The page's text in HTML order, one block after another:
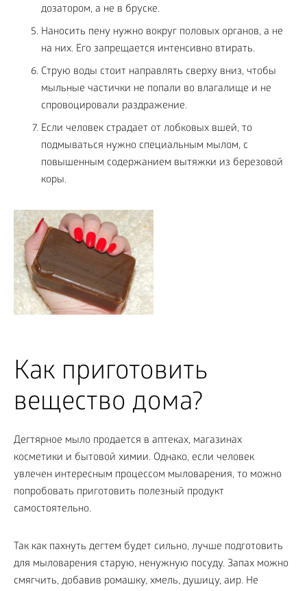
дозатором, а не в бруске.
Наносить пену нужно вокруг половых органов, а не
на них. Его запрещается интенсивно втирать.
Струю воды стоит направлять сверху вниз, чтобы
мыльные частички не попали во влагалище и не
спровоцировали раздражение.
Если человек страдает от лобковых вшей, то
подмываться нужно специальным мылом, с
повышенным содержанием вытяжки из березовой
коры.
Как приготовить
вещество дома?
Дегтярное мыло продается в аптеках, магазинах
косметики и бытовой химии. Однако, если человек
увлечен интересным процессом мыловарения, то можно
попробовать приготовить полезный продукт
самостоятельно.
Так как пахнуть дегтем будет сильно, лучше подготовить
для мыловарения старую, ненужную посуду. Запах можно
смягчить, добавив ромашку, хмель, душицу, аир. Не